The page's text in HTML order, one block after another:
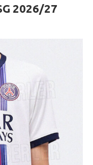
2026/27